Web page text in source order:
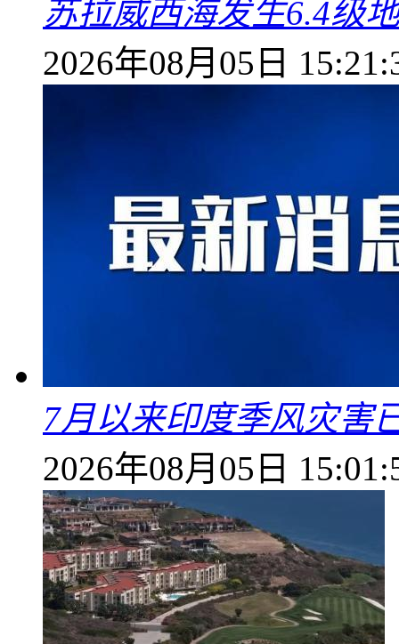
苏拉威西海发生6.4级
2026年08月05日
7月以来印度季风灾害
2026年08月05日